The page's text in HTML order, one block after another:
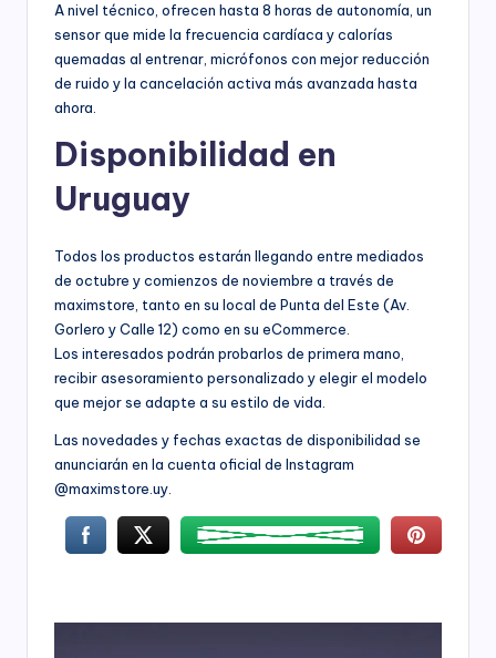
A nivel técnico, ofrecen hasta 8 horas de autonomía, un
sensor que mide la frecuencia cardíaca y calorías
quemadas al entrenar, micrófonos con mejor reducción
de ruido y la cancelación activa más avanzada hasta
ahora.
Disponibilidad en
Uruguay
Todos los productos estarán llegando entre mediados
de octubre y comienzos de noviembre a través de
maximstore, tanto en su local de Punta del Este (Av.
Gorlero y Calle 12) como en su eCommerce.
Los interesados podrán probarlos de primera mano,
recibir asesoramiento personalizado y elegir el modelo
que mejor se adapte a su estilo de vida.
Las novedades y fechas exactas de disponibilidad se
anunciarán en la cuenta oficial de Instagram
@maximstore.uy.